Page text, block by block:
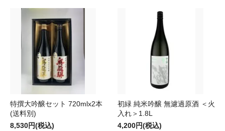
特撰大吟醸セット 720mlx2本
(送料別)
8,530円(税込)
初緑 純米吟醸 無濾過原酒 ＜火
入れ＞1.8L
4,200円(税込)